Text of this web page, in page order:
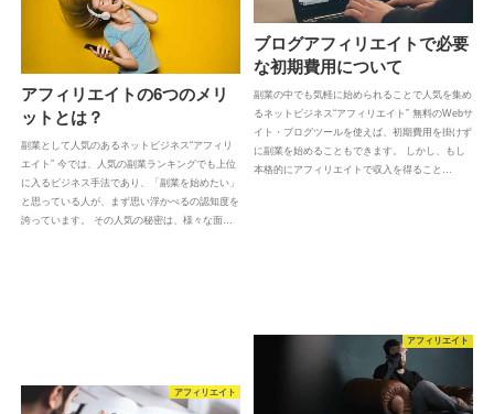
ブログアフィリエイトで必要
な初期費用について
副業の中でも気軽に始められることで人気を集め
るネットビジネス“アフィリエイト” 無料のWebサ
イト・ブログツールを使えば、初期費用を掛けず
に副業を始めることもできます。 しかし、もし
本格的にアフィリエイトで収入を得ること…
アフィリエイトの6つのメリ
ットとは？
副業として人気のあるネットビジネス“アフィリ
エイト” 今では、人気の副業ランキングでも上位
に入るビジネス手法であり、「副業を始めたい」
と思っている人が、まず思い浮かべるの認知度を
誇っています。 その人気の秘密は、様々な面…
アフィリエイト
アフィリエイト